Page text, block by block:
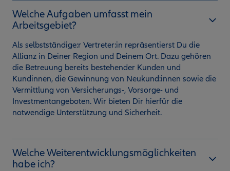
Welche Aufgaben umfasst mein
Arbeitsgebiet?
Als selbstständige:r Vertreter:in repräsentierst Du die
Allianz in Deiner Region und Deinem Ort. Dazu gehören
die Betreuung bereits bestehender Kunden und
Kundinnen, die Gewinnung von Neukund:innen sowie die
Vermittlung von Versicherungs-, Vorsorge- und
Investmentangeboten. Wir bieten Dir hierfür die
notwendige Unterstützung und Sicherheit.
Welche Weiterentwicklungsmöglichkeiten
habe ich?